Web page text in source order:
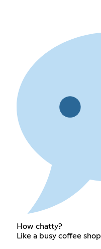
How chatty?
Like a busy coffee shop